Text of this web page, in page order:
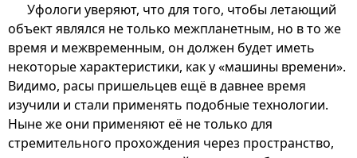
Уфологи уверяют, что для того, чтобы летающий
объект являлся не только межпланетным, но в то же
время и межвременным, он должен будет иметь
некоторые характеристики, как у «машины времени».
Видимо, расы пришельцев ещё в давнее время
изучили и стали применять подобные технологии.
Ныне же они применяют её не только для
стремительного прохождения через пространство,